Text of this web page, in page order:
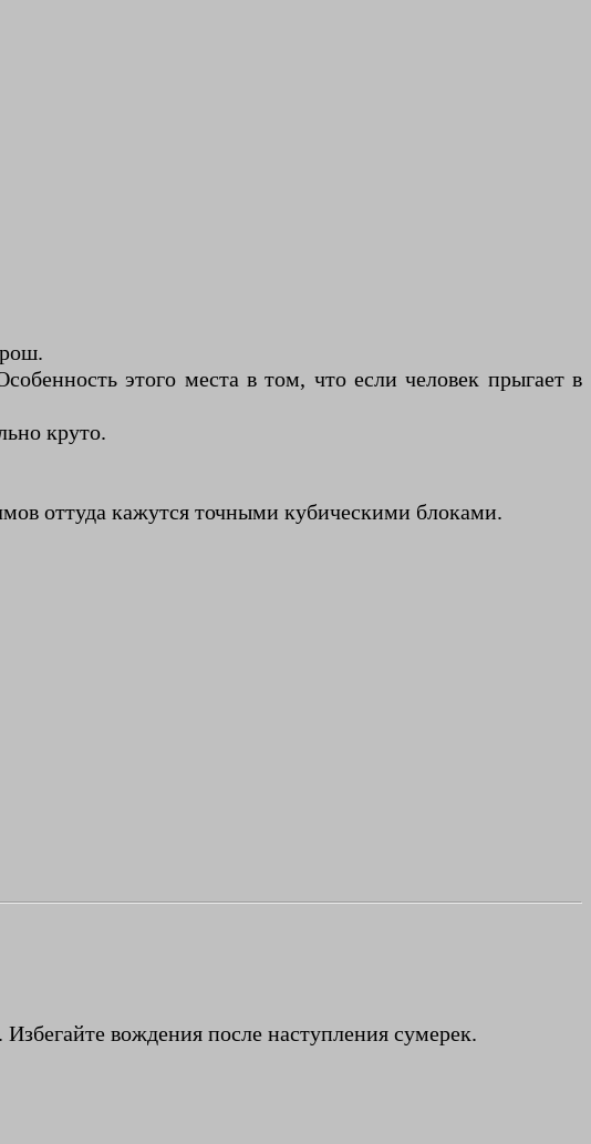
этого места в том, что если человек прыгает в
круто.
оттуда кажутся точными кубическими блоками.
вождения после наступления сумерек.